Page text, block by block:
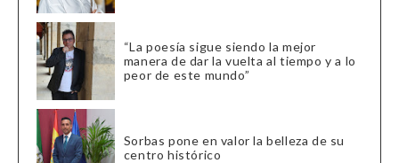
“La poesía sigue siendo la mejor
manera de dar la vuelta al tiempo y a lo
peor de este mundo”
Sorbas pone en valor la belleza de su
centro histórico